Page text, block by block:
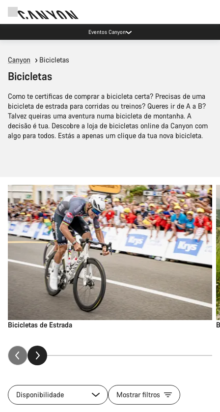
Poupa com a newsletter da Canyon
Canyon Bicicletas
Bicicletas
Como te certificas de comprar a bicicleta certa? Precisas de uma
bicicleta de estrada para corridas ou treinos? Queres ir de A a B?
Talvez queiras uma aventura numa bicicleta de montanha. A
decisão é tua. Descobre a loja de bicicletas online da Canyon com
algo para todos. Estás a apenas um clique da tua nova bicicleta.
Bicicletas de Estrada
Disponibilidade Mostrar filtros